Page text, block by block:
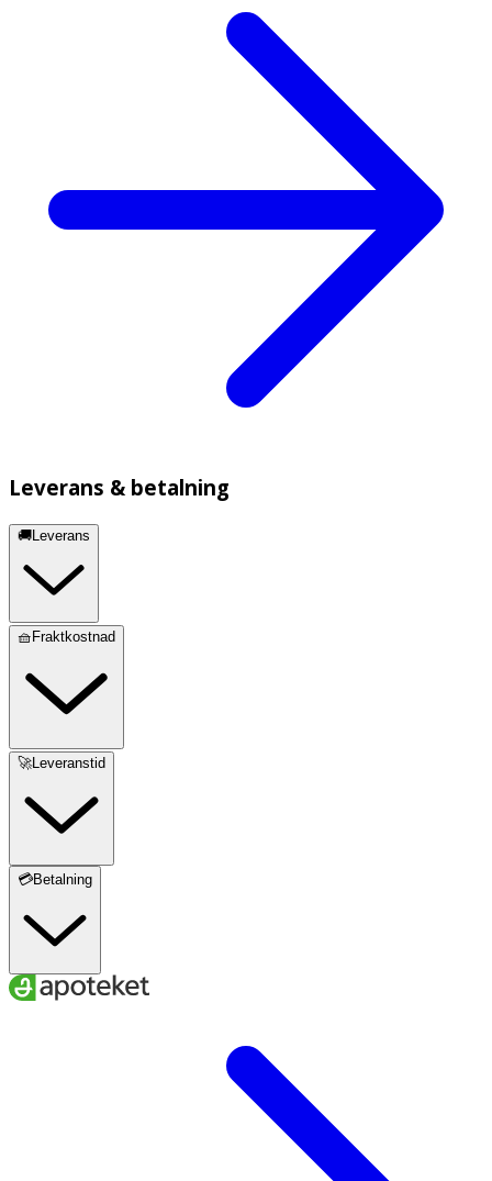
Leverans & betalning
🚚Leverans
🧺Fraktkostnad
🚀Leveranstid
💳Betalning